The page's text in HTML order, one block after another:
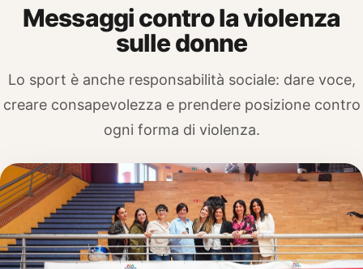
Messaggi contro la violenza
sulle donne
Lo sport è anche responsabilità sociale: dare voce,
creare consapevolezza e prendere posizione contro
ogni forma di violenza.